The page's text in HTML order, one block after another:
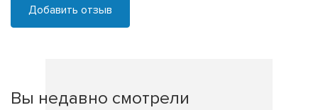
Добавить отзыв
Вы недавно смотрели